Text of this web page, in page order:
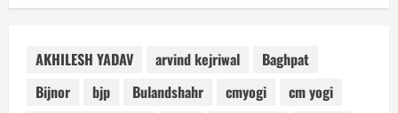
AKHILESH YADAV arvind kejriwal
Baghpat
Bijnor
bjp Bulandshahr cmyogi
cm yogi